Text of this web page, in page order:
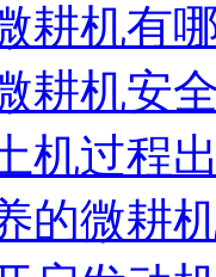
耕机有
耕机安
机过程
的微耕